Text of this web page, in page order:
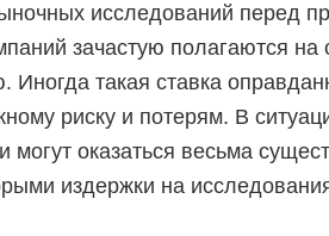
исследований перед
зачастую полагаются на
Иногда такая ставка
риску и потерям. В
могут оказаться весьма
издержки на